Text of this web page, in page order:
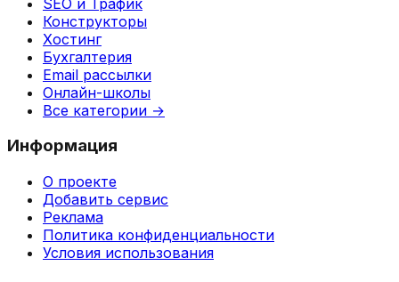
Конструкторы
Хостинг
Бухгалтерия
Email рассылки
Онлайн-школы
Все категории →
Информация
О проекте
Добавить сервис
Реклама
Политика конфиденциальности
Условия использования